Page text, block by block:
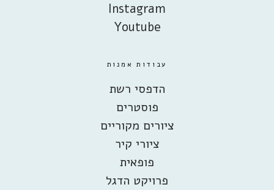
Instagram
Youtube
עבודות אמנות
הדפסי רשת
פוסטרים
ציורים מקוריים
ציורי קיר
פופאית
פרויקט הדגל